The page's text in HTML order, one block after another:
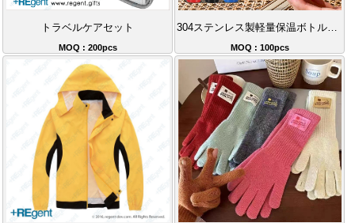
トラベルケアセット
MOQ : 200pcs
304ステンレス製軽量保温ボトル、長時間保温持続
MOQ : 100pcs